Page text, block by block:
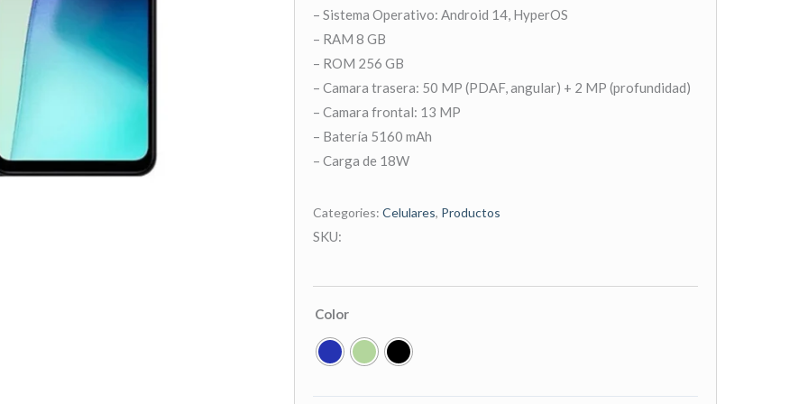
– Sistema Operativo: Android 14, HyperOS
– RAM 8 GB
– ROM 256 GB
– Camara trasera: 50 MP (PDAF, angular) + 2 MP (profundidad)
– Camara frontal: 13 MP
– Batería 5160 mAh
– Carga de 18W
Categories: Celulares, Productos
SKU:
Color
Celular
Xiaomi
Redmi